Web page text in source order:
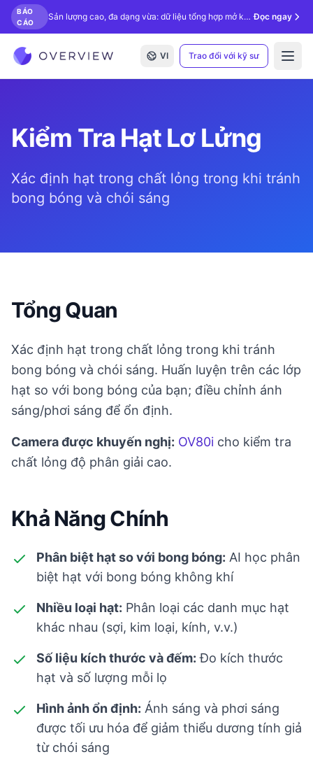
BÁO
CÁO
Sản lượng cao, đa dạng vừa: dữ liệu tổng hợp mở khóa kiểm tra bằng AI. Đọc ngay
VI Trao đổi với kỹ sư
Kiểm Tra Hạt Lơ Lửng
Xác định hạt trong chất lỏng trong khi tránh
bong bóng và chói sáng
Tổng Quan
Xác định hạt trong chất lỏng trong khi tránh
bong bóng và chói sáng. Huấn luyện trên các lớp
hạt so với bong bóng của bạn; điều chỉnh ánh
sáng/phơi sáng để ổn định.
Camera được khuyến nghị: OV80i cho kiểm tra
chất lỏng độ phân giải cao.
Khả Năng Chính
Phân biệt hạt so với bong bóng: AI học phân
biệt hạt với bong bóng không khí
Nhiều loại hạt: Phân loại các danh mục hạt
khác nhau (sợi, kim loại, kính, v.v.)
Số liệu kích thước và đếm: Đo kích thước
hạt và số lượng mỗi lọ
Hình ảnh ổn định: Ánh sáng và phơi sáng
được tối ưu hóa để giảm thiểu dương tính giả
từ chói sáng